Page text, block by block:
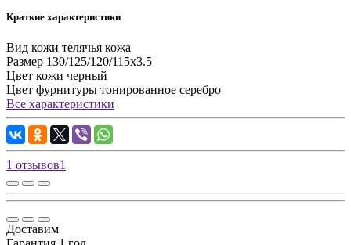
Краткие характеристики
Вид кожи телячья кожа
Размер 130/125/120/115х3.5
Цвет кожи черный
Цвет фурнитуры тонированное серебро
Все характеристики
1 отзывов1
Доставим